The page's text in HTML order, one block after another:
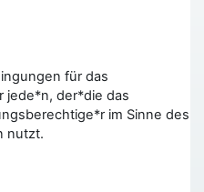
für das
jede*n, der*die das
im Sinne des
nutzt.